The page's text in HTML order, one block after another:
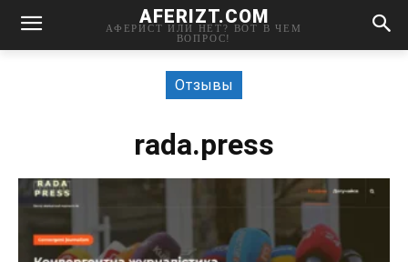
AFERIZT.COM
АФЕРИСТ ИЛИ НЕТ? ВОТ В ЧЕМ
ВОПРОС!
Отзывы
rada.press